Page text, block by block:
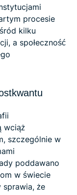
procesie
kilku
a społeczność
wciąż
szczególnie w
poddawano
w świecie
że